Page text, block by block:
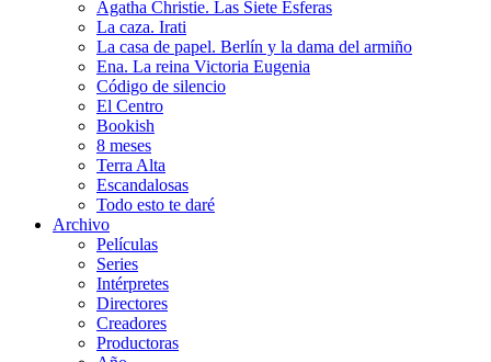
Agatha Christie. Las Siete Esferas
La caza. Irati
La casa de papel. Berlín y la dama del armiño
Ena. La reina Victoria Eugenia
Código de silencio
El Centro
Bookish
8 meses
Terra Alta
Escandalosas
Todo esto te daré
Archivo
Películas
Series
Intérpretes
Directores
Creadores
Productoras